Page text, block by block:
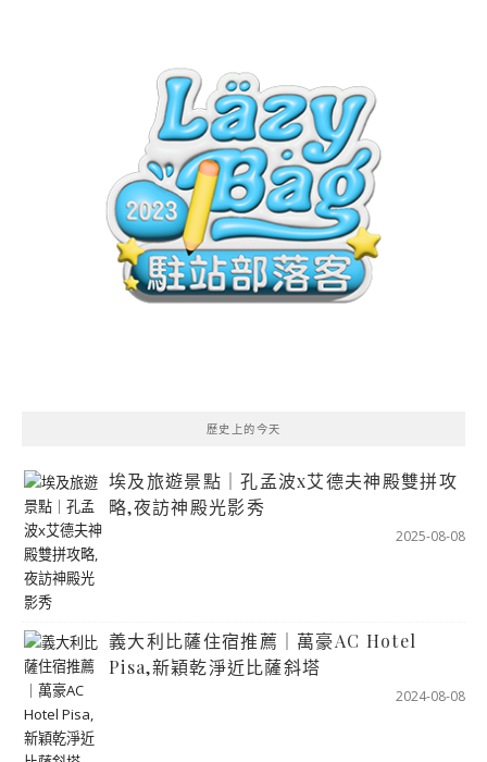
歷史上的今天
埃及旅遊景點｜孔孟波x艾德夫神殿雙拼攻
略,夜訪神殿光影秀
2025-08-08
義大利比薩住宿推薦｜萬豪AC Hotel
Pisa,新穎乾淨近比薩斜塔
2024-08-08